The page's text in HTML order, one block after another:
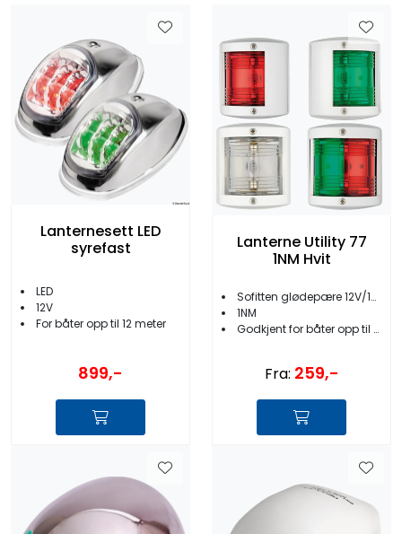
Lanternesett LED
syrefast
LED
12V
For båter opp til 12 meter
899,-
Lanterne Utility 77
1NM Hvit
Sofitten glødepære 12V/10W
1NM
Godkjent for båter opp til 12 meter
Fra: 259,-